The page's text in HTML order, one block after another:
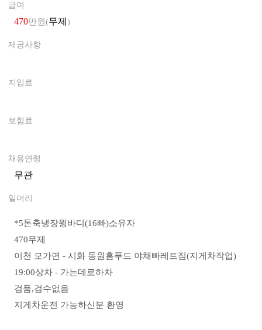
급여
470만원(무제 )
제공사항
지입료
보험료
채용연령
무관
일머리
*5톤축냉장윙바디(16빠)소유자
470무제
이천 모가면 - 시화 동원홈푸드 야채빠레트짐(지게차작업)
19:00상차 - 가는데로하차
검품,검수없음
지게차운전 가능하신분 환영